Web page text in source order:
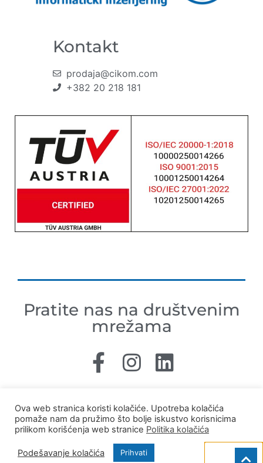
Kontakt
prodaja@cikom.com
+382 20 218 181
Pratite nas na društvenim
mrežama
Copyright © 2024 Powered By ČIKOM – All
Ova web stranica koristi kolačiće. Upotreba kolačića
pomaže nam da pružimo što bolje iskustvo korisnicima
prilikom korišćenja web stranice Politika kolačića
Podešavanje kolačića Prihvati